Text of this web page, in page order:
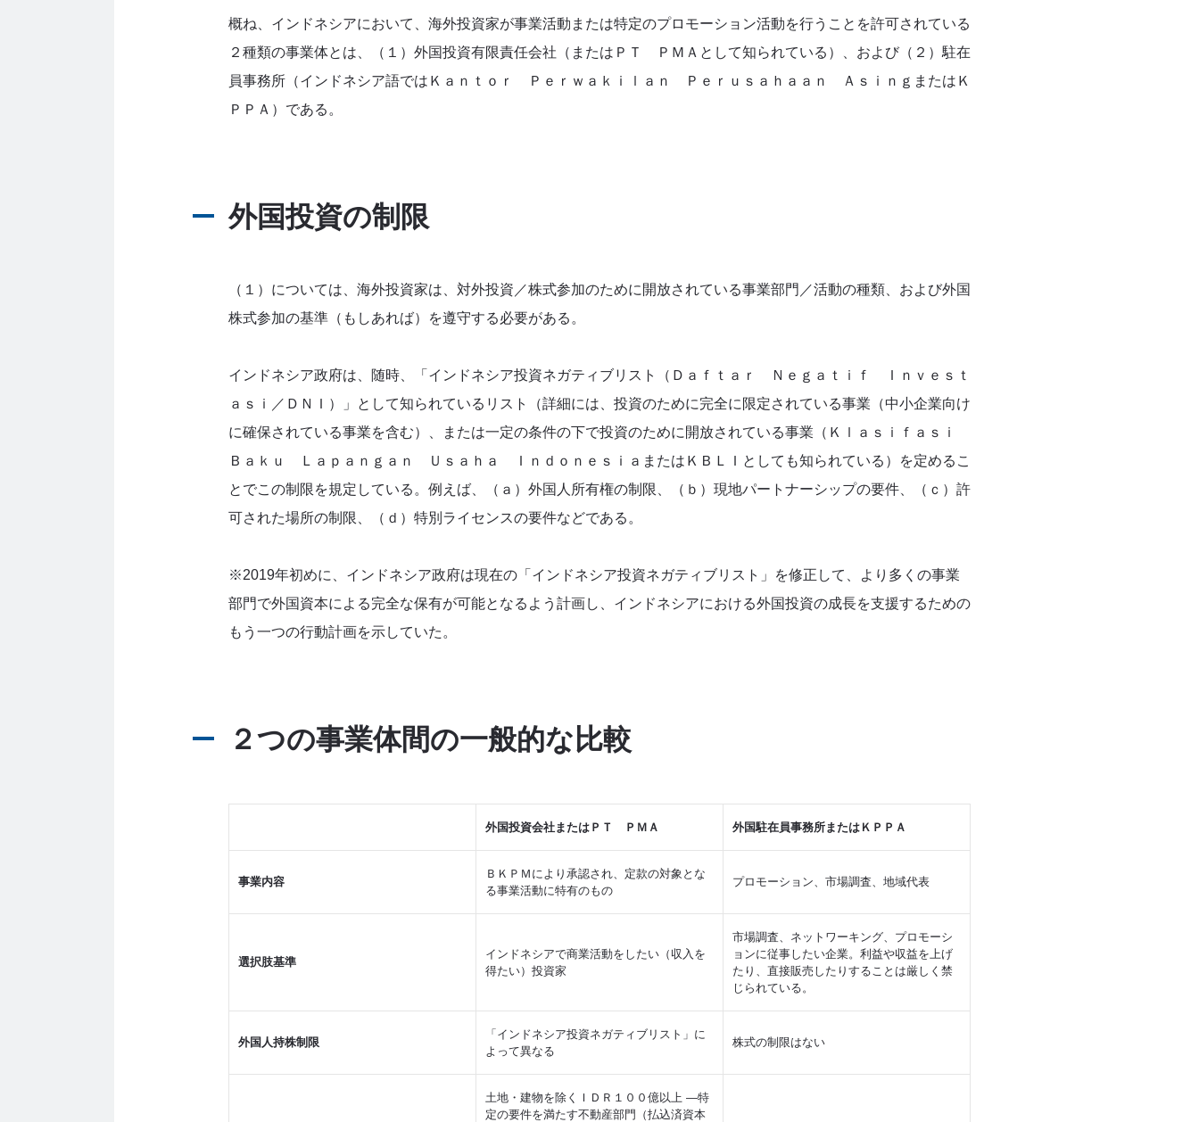
概ね、インドネシアにおいて、海外投資家が事業活動または特定のプロモーション活動を行うことを許可されている
２種類の事業体とは、（１）外国投資有限責任会社（またはＰＴ ＰＭＡとして知られている）、および（２）駐在
員事務所（インドネシア語ではＫａｎｔｏｒ Ｐｅｒｗａｋｉｌａｎ Ｐｅｒｕｓａｈａａｎ ＡｓｉｎｇまたはＫ
ＰＰＡ）である。
外国投資の制限
（１）については、海外投資家は、対外投資／株式参加のために開放されている事業部門／活動の種類、および外国
株式参加の基準（もしあれば）を遵守する必要がある。
インドネシア政府は、随時、「インドネシア投資ネガティブリスト（Ｄａｆｔａｒ Ｎｅｇａｔｉｆ Ｉｎｖｅｓｔ
ａｓｉ／ＤＮＩ）」として知られているリスト（詳細には、投資のために完全に限定されている事業（中小企業向け
に確保されている事業を含む）、または一定の条件の下で投資のために開放されている事業（Ｋｌａｓｉｆａｓｉ
Ｂａｋｕ Ｌａｐａｎｇａｎ Ｕｓａｈａ ＩｎｄｏｎｅｓｉａまたはＫＢＬＩとしても知られている）を定めるこ
とでこの制限を規定している。例えば、（ａ）外国人所有権の制限、（ｂ）現地パートナーシップの要件、（ｃ）許
可された場所の制限、（ｄ）特別ライセンスの要件などである。
※2019年初めに、インドネシア政府は現在の「インドネシア投資ネガティブリスト」を修正して、より多くの事業
部門で外国資本による完全な保有が可能となるよう計画し、インドネシアにおける外国投資の成長を支援するための
もう一つの行動計画を示していた。
２つの事業体間の一般的な比較
外国投資会社またはＰＴ ＰＭＡ 外国駐在員事務所またはＫＰＰＡ
事業内容
ＢＫＰＭにより承認され、定款の対象とな
る事業活動に特有のもの
プロモーション、市場調査、地域代表
選択肢基準
インドネシアで商業活動をしたい（収入を
得たい）投資家
市場調査、ネットワーキング、プロモーシ
ョンに従事したい企業。利益や収益を上げ
たり、直接販売したりすることは厳しく禁
じられている。
外国人持株制限
「インドネシア投資ネガティブリスト」に
よって異なる
株式の制限はない
土地・建物を除くＩＤＲ１００億以上 ―特
定の要件を満たす不動産部門（払込済資本